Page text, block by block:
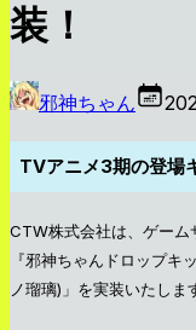
装！
邪神ちゃん
TVアニメ3期の登場
CTW株式会社は、ゲーム
『邪神ちゃんドロップキ
ノ瑠璃)」を実装いたしま